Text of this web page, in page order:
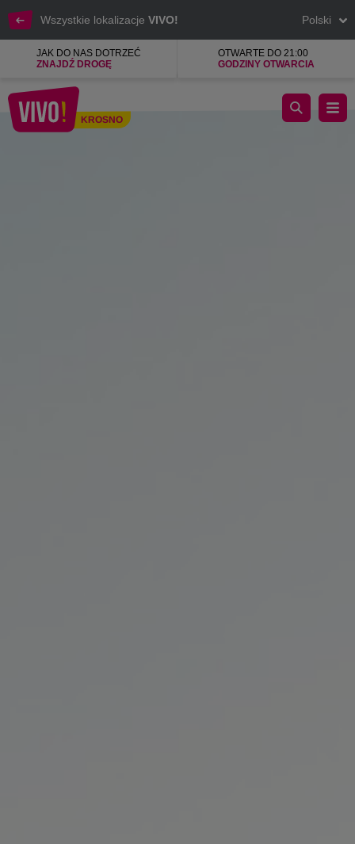
Wszystkie lokalizacje VIVO! Polski
JAK DO NAS DOTRZEĆ
ZNAJDŹ DROGĘ
OTWARTE DO 21:00
GODZINY OTWARCIA
KROSNO
Łatwy dojazd, Dogodna lokalizacja, Duży parking